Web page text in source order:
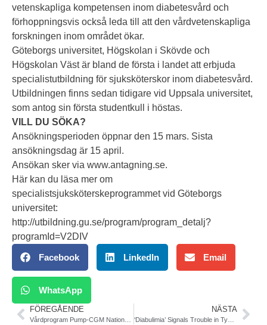
vetenskapliga kompetensen inom diabetesvård och
förhoppningsvis också leda till att den vårdvetenskapliga
forskningen inom området ökar.
Göteborgs universitet, Högskolan i Skövde och
Högskolan Väst är bland de första i landet att erbjuda
specialistutbildning för sjuksköterskor inom diabetesvård.
Utbildningen finns sedan tidigare vid Uppsala universitet,
som antog sin första studentkull i höstas.
VILL DU SÖKA?
Ansökningsperioden öppnar den 15 mars. Sista
ansökningsdag är 15 april.
Ansökan sker via www.antagning.se.
Här kan du läsa mer om
specialistsjuksköterskeprogrammet vid Göteborgs
universitet:
http://utbildning.gu.se/program/program_detalj?
programId=V2DIV
Facebook LinkedIn Email
WhatsApp
FÖREGÅENDE NÄSTA
‘Diabulimia’ Signals Trouble in Type 1 Diabetes